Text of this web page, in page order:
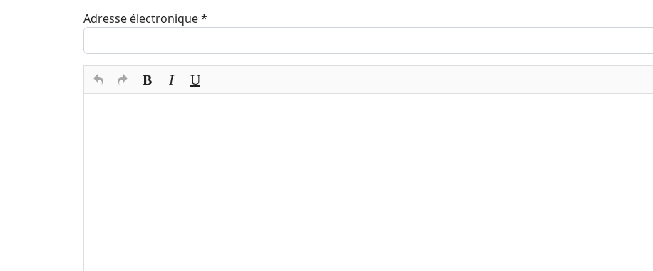
Adresse électronique*
Texte du commentaire